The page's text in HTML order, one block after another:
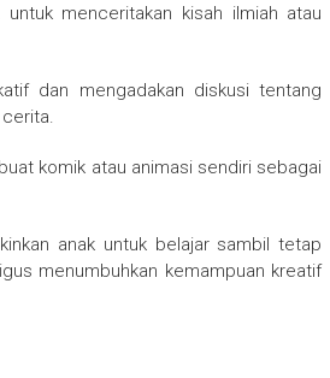
untuk menceritakan kisah ilmiah atau
dan mengadakan diskusi tentang
cerita.
komik atau animasi sendiri sebagai
anak untuk belajar sambil tetap
menumbuhkan kemampuan kreatif